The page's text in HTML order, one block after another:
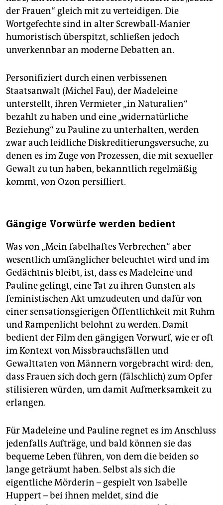
der Frauen“ gleich mit zu verteidigen. Die
Wortgefechte sind in alter Screwball-Manier
humoristisch überspitzt, schließen jedoch
unverkennbar an moderne Debatten an.
Personifiziert durch einen verbissenen
Staatsanwalt (Michel Fau), der Madeleine
unterstellt, ihren Vermieter „in Naturalien“
bezahlt zu haben und eine „widernatürliche
Beziehung“ zu Pauline zu unterhalten, werden
zwar auch leidliche Diskreditierungsversuche, zu
denen es im Zuge von Prozessen, die mit sexueller
Gewalt zu tun haben, bekanntlich regelmäßig
kommt, von Ozon persifliert.
Gängige Vorwürfe werden bedient
Was von „Mein fabelhaftes Verbrechen“ aber
wesentlich umfänglicher beleuchtet wird und im
Gedächtnis bleibt, ist, dass es Madeleine und
Pauline gelingt, eine Tat zu ihren Gunsten als
feministischen Akt umzudeuten und dafür von
einer sensationsgierigen Öffentlichkeit mit Ruhm
und Rampenlicht belohnt zu werden. Damit
bedient der Film den gängigen Vorwurf, wie er oft
im Kontext von Missbrauchsfällen und
Gewalttaten von Männern vorgebracht wird: den,
dass Frauen sich doch gern (fälschlich) zum Opfer
stilisieren würden, um damit Aufmerksamkeit zu
erlangen.
Für Madeleine und Pauline regnet es im Anschluss
jedenfalls Aufträge, und bald können sie das
bequeme Leben führen, von dem die beiden so
lange geträumt haben. Selbst als sich die
eigentliche Mörderin – gespielt von Isabelle
Huppert – bei ihnen meldet, sind die